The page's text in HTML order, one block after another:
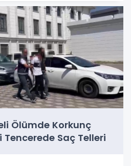
Ölümde Korkunç
Saç Telleri